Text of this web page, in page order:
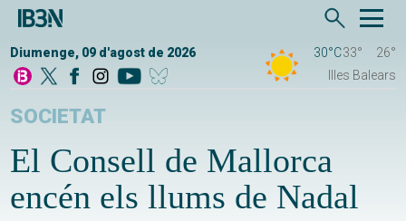
Diumenge, 09 d'agost de 2026 30°C33°
26°
Illes Balears
SOCIETAT
El Consell de Mallorca
encén els llums de Nadal